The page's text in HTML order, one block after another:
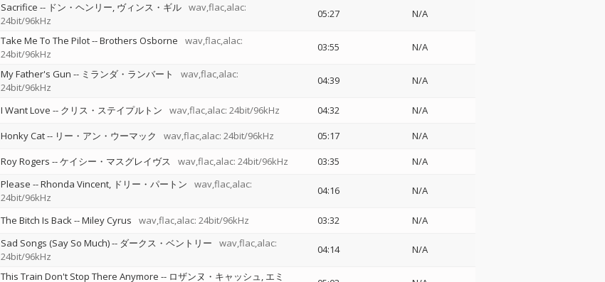
Sacrifice -- ドン・ヘンリー ヴィンス・ギル wav,flac,alac:
24bit/96kHz
05:27 N/A
Take Me To The Pilot--Brothers Osborne
wav,flac,alac:
24bit/96kHz
03:55 N/A
My Father's Gun -- ミランダ・ランバート
wav,flac,alac:
24bit/96kHz
04:39 N/A
I Want Love -- クリス・ステイプルトン wav,flac,alac: 24bit/96kHz 04:32
N/A
Honky Cat-- リー・アン・ウーマック wav,flac,alac: 24bit/96kHz 05:17
N/A
Roy Rogers --ケイシー・マスグレイヴス wav,flac,alac: 24bit/96kHz 03:35 N/A
Please --Rhonda Vincent ドリー・パートン
wav,flac,alac:
24bit/96kHz
04:16 N/A
The Bitch Is Back--Miley Cyrus wav,flac,alac: 24bit/96kHz 03:32 N/A
Sad Songs (Say So Much)-- ダークス・ベントリー
wav,flac,alac:
24bit/96kHz
04:14 N/A
This Train Don't Stop There Anymore -- ロザンヌ・キャッシュ エミ